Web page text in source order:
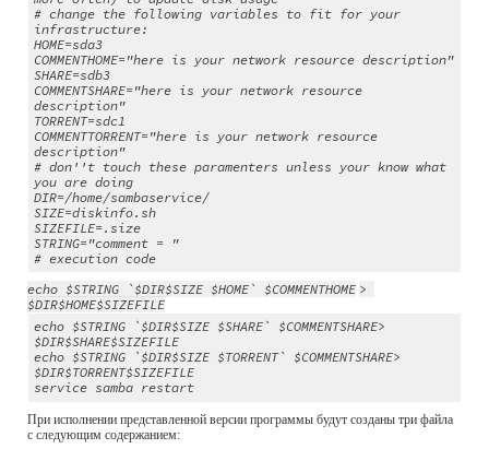
# change the following variables to fit for your
infrastructure:
HOME=sda3
COMMENTHOME="here is your network resource description"
SHARE=sdb3
COMMENTSHARE="here is your network resource
description"
TORRENT=sdc1
COMMENTTORRENT="here is your network resource
description"
# don''t touch these paramenters unless your know what
you are doing
DIR=/home/sambaservice/
SIZE=diskinfo.sh
SIZEFILE=.size
STRING="comment = "
# execution code
echo $STRING `$DIR$SIZE $HOME` $COMMENTHOME >
$DIR$HOME$SIZEFILE
echo $STRING `$DIR$SIZE $SHARE` $COMMENTSHARE>
$DIR$SHARE$SIZEFILE
echo $STRING `$DIR$SIZE $TORRENT` $COMMENTSHARE>
$DIR$TORRENT$SIZEFILE
service samba restart
При исполнении представленной версии программы будут созданы три файла
с следующим содержанием: